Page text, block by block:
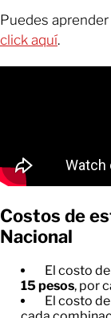
Puedes
click aquí.
Costos de
Nacional
El costo
15 pesos, por
El costo